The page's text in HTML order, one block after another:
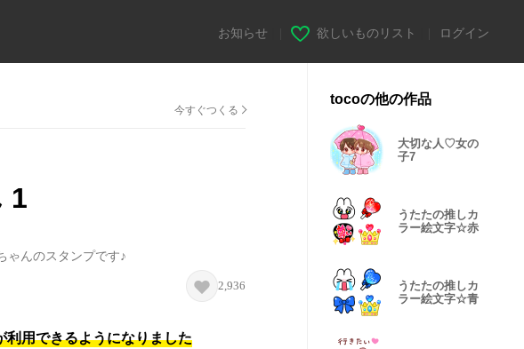
お知らせ 欲しいものリスト ログイン
今すぐつくる
1
ゃんのスタンプです♪
2,936
利用できるようになりました
tocoの他の作品
大切な人♡女の
子7
うたたの推しカ
ラー絵文字☆赤
うたたの推しカ
ラー絵文字☆青